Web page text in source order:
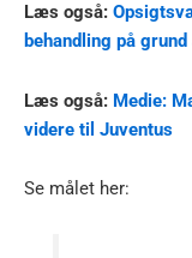
Læs også:
behandling på
Læs også: Medie:
videre til Juventus
Se målet her: